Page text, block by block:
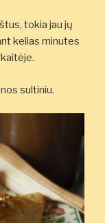
tokia jau jų
kelias minutes
sultiniu.